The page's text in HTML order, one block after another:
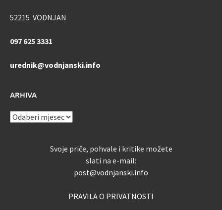
52215 VODNJAN
097 625 3331
urednik@vodnjanski.info
ARHIVA
ARHIVA
Svoje priče, pohvale i kritike možete
slati na e-mail:
post@vodnjanski.info
PRAVILA O PRIVATNOSTI